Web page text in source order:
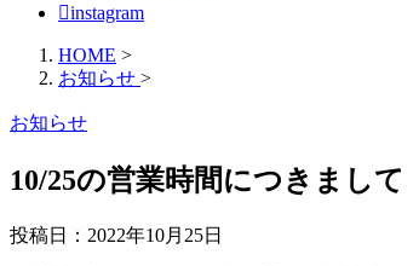
instagram
HOME >
お知らせ >
お知らせ
10/25の営業時間につきまして
投稿日： 2022年10月25日